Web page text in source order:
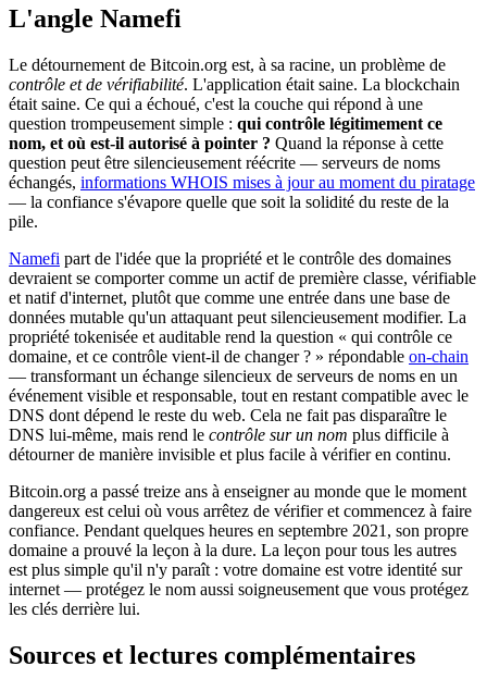
L'angle Namefi
Le détournement de Bitcoin.org est, à sa racine, un problème de
contrôle et de vérifiabilité. L'application était saine. La blockchain
était saine. Ce qui a échoué, c'est la couche qui répond à une
question trompeusement simple : qui contrôle légitimement ce
nom, et où est-il autorisé à pointer ? Quand la réponse à cette
question peut être silencieusement réécrite — serveurs de noms
échangés, informations WHOIS mises à jour au moment du piratage
— la confiance s'évapore quelle que soit la solidité du reste de la
pile.
Namefi part de l'idée que la propriété et le contrôle des domaines
devraient se comporter comme un actif de première classe, vérifiable
et natif d'internet, plutôt que comme une entrée dans une base de
données mutable qu'un attaquant peut silencieusement modifier. La
propriété tokenisée et auditable rend la question « qui contrôle ce
domaine, et ce contrôle vient-il de changer ? » répondable on-chain
— transformant un échange silencieux de serveurs de noms en un
événement visible et responsable, tout en restant compatible avec le
DNS dont dépend le reste du web. Cela ne fait pas disparaître le
DNS lui-même, mais rend le contrôle sur un nom plus difficile à
détourner de manière invisible et plus facile à vérifier en continu.
Bitcoin.org a passé treize ans à enseigner au monde que le moment
dangereux est celui où vous arrêtez de vérifier et commencez à faire
confiance. Pendant quelques heures en septembre 2021, son propre
domaine a prouvé la leçon à la dure. La leçon pour tous les autres
est plus simple qu'il n'y paraît : votre domaine est votre identité sur
internet — protégez le nom aussi soigneusement que vous protégez
les clés derrière lui.
Sources et lectures complémentaires